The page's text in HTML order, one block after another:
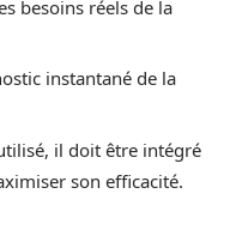
besoins réels de la
instantané de la
il doit être intégré
son efficacité.